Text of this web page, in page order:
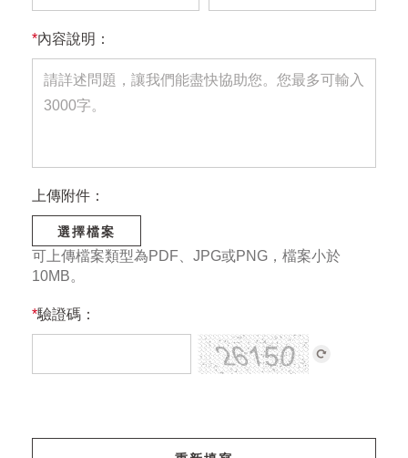
*內容說明：
上傳附件：
選擇檔案
可上傳檔案類型為PDF、JPG或PNG，檔案小於
10MB。
*驗證碼：